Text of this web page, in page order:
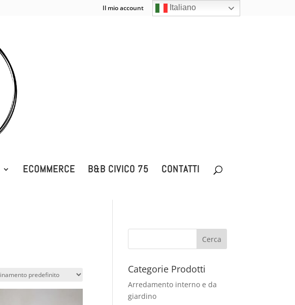
Il mio account Carrello 0 Elementi
ECOMMERCE B&B CIVICO 75 CONTATTI
Categorie Prodotti
Arredamento interno e da
giardino
Italiano